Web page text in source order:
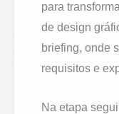
para
de design
briefing, onde
requisitos e
Na etapa